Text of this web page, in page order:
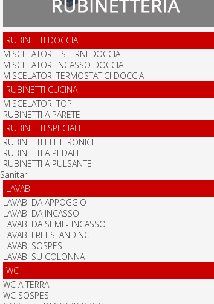
RUBINETTI DOCCIA
MISCELATORI ESTERNI DOCCIA
MISCELATORI INCASSO DOCCIA
MISCELATORI TERMOSTATICI DOCCIA
RUBINETTI CUCINA
MISCELATORI TOP
RUBINETTI A PARETE
RUBINETTI SPECIALI
RUBINETTI ELETTRONICI
RUBINETTI A PEDALE
RUBINETTI A PULSANTE
Sanitari
LAVABI
LAVABI DA APPOGGIO
LAVABI DA INCASSO
LAVABI DA SEMI - INCASSO
LAVABI FREESTANDING
LAVABI SOSPESI
LAVABI SU COLONNA
WC
WC A TERRA
WC SOSPESI